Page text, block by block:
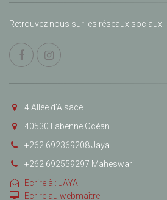
Retrouvez nous sur les réseaux sociaux.
4 Allée d’Alsace
40530 Labenne Océan
+262 692369208 Jaya
+262 692559297 Maheswari
Ecrire à : JAYA
Ecrire au webmaître